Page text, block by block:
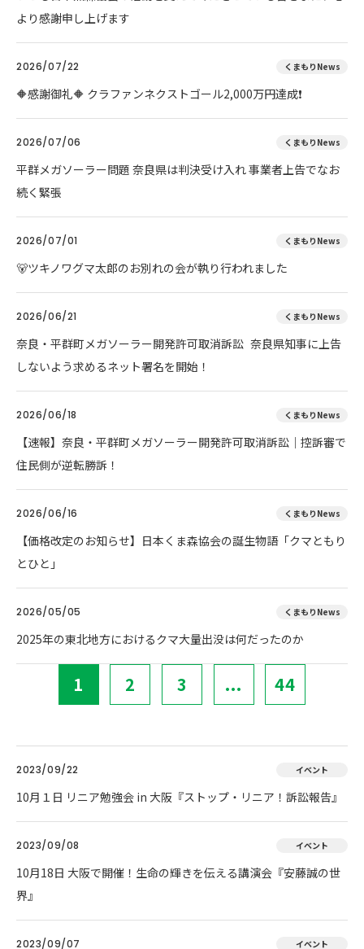
より感謝申し上げます
2026/07/22 くまもりNews
🔶感謝御礼🔶 クラファンネクストゴール2,000万円達成❗
2026/07/06 くまもりNews
平群メガソーラー問題 奈良県は判決受け入れ 事業者上告でなお
続く緊張
2026/07/01 くまもりNews
🐻ツキノワグマ太郎のお別れの会が執り行われました
2026/06/21 くまもりNews
奈良・平群町メガソーラー開発許可取消訴訟 奈良県知事に上告
しないよう求めるネット署名を開始！
2026/06/18 くまもりNews
【速報】奈良・平群町メガソーラー開発許可取消訴訟｜控訴審で
住民側が逆転勝訴！
2026/06/16 くまもりNews
【価格改定のお知らせ】日本くま森協会の誕生物語「クマともり
とひと」
2026/05/05 くまもりNews
2025年の東北地方におけるクマ大量出没は何だったのか
1 2 3 ... 44
2023/09/22 イベント
10月１日 リニア勉強会 in 大阪『ストップ・リニア！訴訟報告』
2023/09/08 イベント
10月18日 大阪で開催！生命の輝きを伝える講演会『安藤誠の世
界』
2023/09/07 イベント